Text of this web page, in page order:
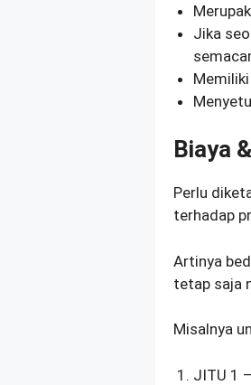
Jika
Biaya
Perlu
terhadap
Artinya
tetap saja
Misalnya
JITU 1